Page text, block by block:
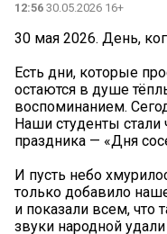
12:56 30.05.2026 16+
30 мая 2026. День,
Есть дни, которые
остаются в душе
воспоминанием.
Наши студенты стали
праздника — «Дня
И пусть небо
только добавило
и показали всем, что
звуки народной